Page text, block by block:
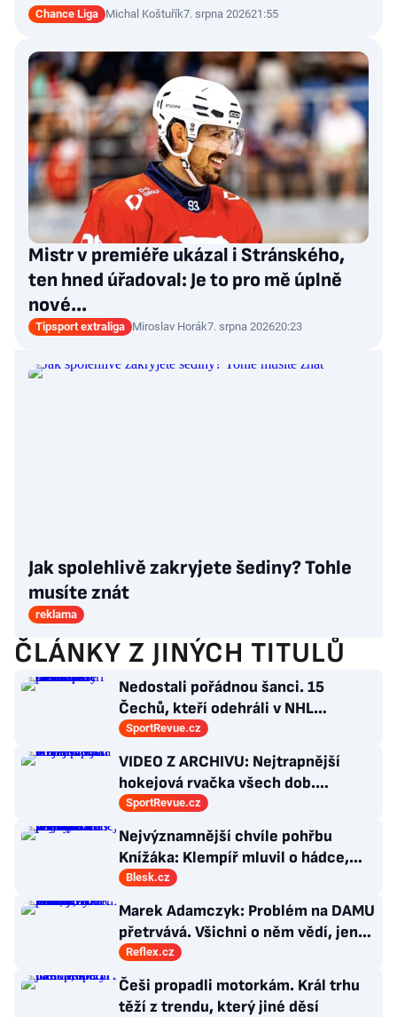
Chance Liga Michal Koštuřík7. srpna 202621:55
Mistr v premiéře ukázal i Stránského,
ten hned úřadoval: Je to pro mě úplně
nové…
Tipsport extraliga Miroslav Horák7. srpna 202620:23
Jak spolehlivě zakryjete šediny? Tohle
musíte znát
reklama
ČLÁNKY Z JINÝCH TITULŮ
Nedostali pořádnou šanci. 15
Čechů, kteří odehráli v NHL
maximálně dva zápasy
SportRevue.cz
VIDEO Z ARCHIVU: Nejtrapnější
hokejová rvačka všech dob.
Nepadla v ní ani rána
SportRevue.cz
Nejvýznamnější chvíle pohřbu
Knížáka: Klempíř mluvil o hádce,
Klaus vzýval rebelství a přišla i Sára
Saudková
Blesk.cz
Marek Adamczyk: Problém na DAMU
přetrvává. Všichni o něm vědí, jen
moc nevědí, co s ním
Reflex.cz
Češi propadli motorkám. Král trhu
těží z trendu, který jiné děsí